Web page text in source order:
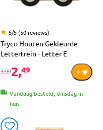
5/5 (50 reviews)
Tryco Houten Gekleurde
Lettertrein - Letter E
3,992,49
Vandaag besteld, dinsdag in
huis